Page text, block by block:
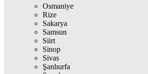
Osmaniye
Rize
Sakarya
Samsun
Siirt
Sinop
Sivas
Şanlıurfa